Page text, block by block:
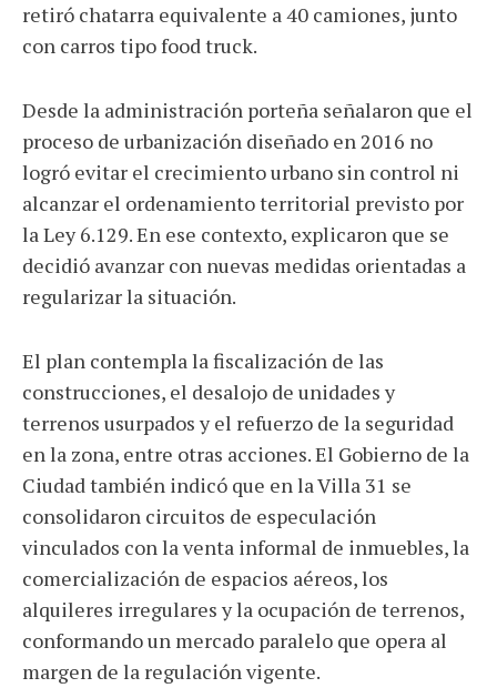
retiró chatarra equivalente a 40 camiones, junto
con carros tipo food truck.
Desde la administración porteña señalaron que el
proceso de urbanización diseñado en 2016 no
logró evitar el crecimiento urbano sin control ni
alcanzar el ordenamiento territorial previsto por
la Ley 6.129. En ese contexto, explicaron que se
decidió avanzar con nuevas medidas orientadas a
regularizar la situación.
El plan contempla la fiscalización de las
construcciones, el desalojo de unidades y
terrenos usurpados y el refuerzo de la seguridad
en la zona, entre otras acciones. El Gobierno de la
Ciudad también indicó que en la Villa 31 se
consolidaron circuitos de especulación
vinculados con la venta informal de inmuebles, la
comercialización de espacios aéreos, los
alquileres irregulares y la ocupación de terrenos,
conformando un mercado paralelo que opera al
margen de la regulación vigente.